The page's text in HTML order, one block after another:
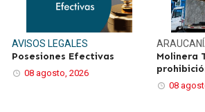
AVISOS LEGALES
Posesiones Efectivas
08 agosto, 2026
Molinera
08